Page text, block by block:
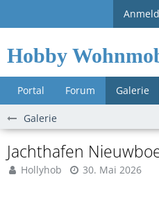
Hobby
Portal Forum Galerie
Galerie
Jachthafen
Hollyhob 30. Mai 2026